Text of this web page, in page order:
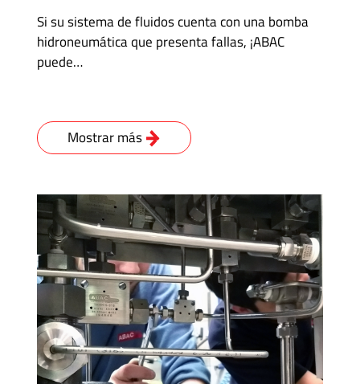
Si su sistema de fluidos cuenta con una bomba
hidroneumática que presenta fallas, ¡ABAC
puede…
Mostrar más